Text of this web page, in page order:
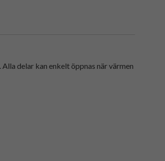
delar kan enkelt öppnas när värmen